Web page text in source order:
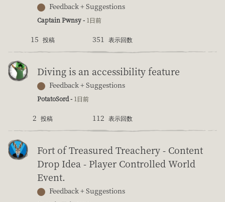
Feedback + Suggestions
Captain Pwnsy - 1日前
15 投稿 351 表示回数
Diving is an accessibility feature
Feedback + Suggestions
PotatoSord - 1日前
2 投稿 112 表示回数
Fort of Treasured Treachery - Content
Drop Idea - Player Controlled World
Event.
Feedback + Suggestions